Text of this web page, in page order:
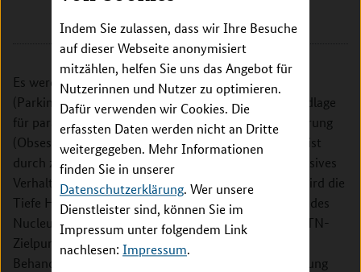
Indem Sie zulassen, dass wir Ihre Besuche
auf dieser Webseite anonymisiert
mitzählen, helfen Sie uns das Angebot für
Nutzerinnen und Nutzer zu optimieren.
Dafür verwenden wir Cookies. Die
erfassten Daten werden nicht an Dritte
weitergegeben. Mehr Informationen
finden Sie in unserer
Datenschutzerklärung. Wer unsere
Dienstleister sind, können Sie im
Impressum unter folgendem Link
nachlesen: Impressum.
40225 Düsseldorf
Es werden Untersuchungen an Parkinson-Patienten
(Parkinson´s Disease, PD) durchgeführt, die als Grundlage
für parallele Messungen an Patienten mit Zwangsstörung
(Obsessive Compulsive Disorder, OCD) dienen. OCD ist
durch zwanghafte (obsessive) Gedanken und kompulsives
Verhalten gekennzeichnet (z. B. Kontrollzwang). Es wird die
Tiefe Hirnstimulation (Deep Brain Stimulation, DBS) des
Nucleus subthalamicus (STN) untersucht. Für den STN-
Zielpunkt gibt es langjährige Erfahrungen in der
Behandlung von PD sowie neue Evidenz zur Behandlung